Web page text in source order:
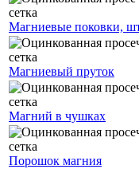
Магниевые поковки,
Магниевый пруток
Магний в чушках
Порошок магния